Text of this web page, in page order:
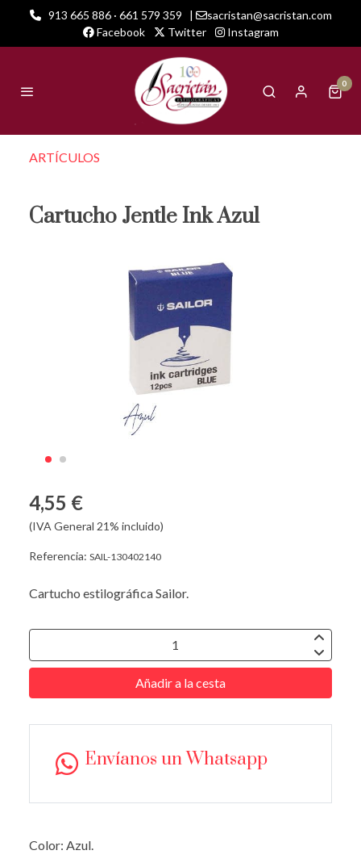
913 665 886 · 661 579 359 |
sacristan@sacristan.com
Facebook
Twitter Instagram
0
ARTÍCULOS
Cartucho Jentle Ink Azul
4,55 €
(IVA General 21% incluido)
Referencia: SAIL-130402140
Cartucho estilográfica Sailor.
Añadir a la cesta
Envíanos un Whatsapp
Color: Azul.